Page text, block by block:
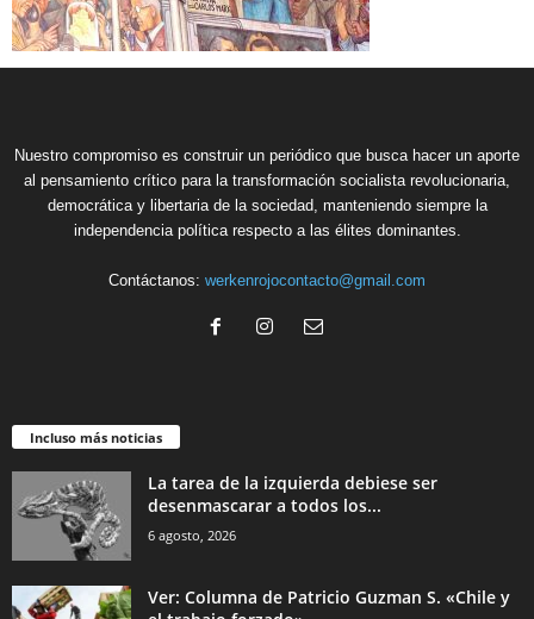
Nuestro compromiso es construir un periódico que busca hacer un aporte
al pensamiento crítico para la transformación socialista revolucionaria,
democrática y libertaria de la sociedad, manteniendo siempre la
independencia política respecto a las élites dominantes.
Contáctanos: werkenrojocontacto@gmail.com
Incluso más noticias
La tarea de la izquierda debiese ser
desenmascarar a todos los...
6 agosto, 2026
Ver: Columna de Patricio Guzman S. «Chile y